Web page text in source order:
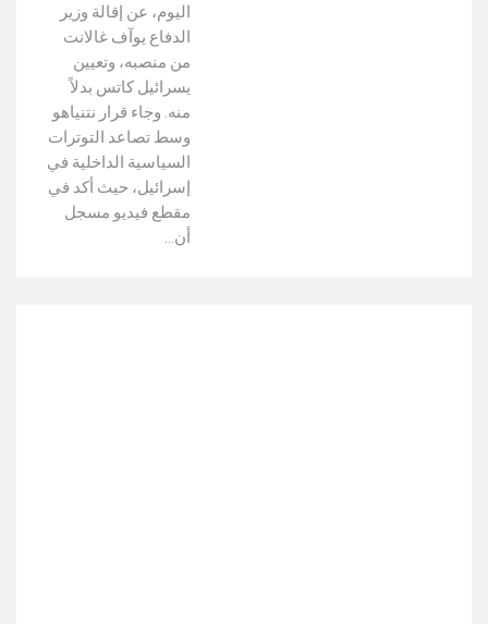
اليوم، عن إقالة وزير
الدفاع يوآف غالانت
من منصبه، وتعيين
يسرائيل كاتس بدلاً
منه. وجاء قرار نتنياهو
وسط تصاعد التوترات
السياسية الداخلية في
إسرائيل، حيث أكد في
مقطع فيديو مسجل
أن…